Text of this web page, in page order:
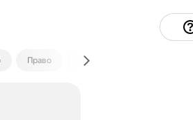
Право Экономика и финансы